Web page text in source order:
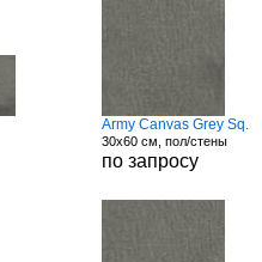
Army Canvas Grey Sq.
30x60 см, пол/стены
по запросу